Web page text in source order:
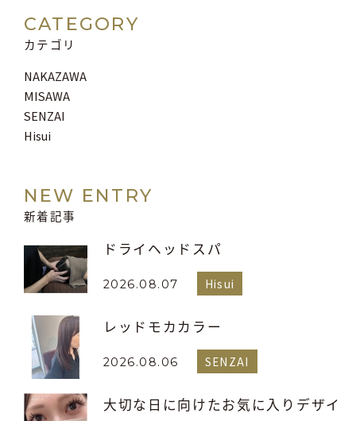
CATEGORY
カテゴリ
NAKAZAWA
MISAWA
SENZAI
Hisui
NEW ENTRY
新着記事
ドライヘッドスパ
2026.08.07 Hisui
レッドモカカラー
2026.08.06 SENZAI
大切な日に向けたお気に入りデザイ